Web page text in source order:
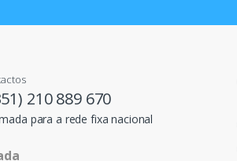
210 889 670
para a rede fixa nacional